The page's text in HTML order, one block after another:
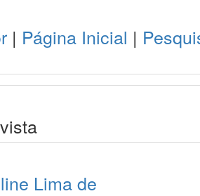
| Página Inicial |
Lima de